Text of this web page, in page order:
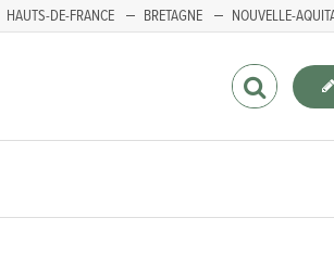
HAUTS-DE-FRANCE BRETAGNE NOUVELLE-